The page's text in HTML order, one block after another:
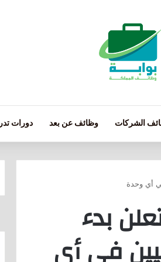
الشركات وظائف عن بعد دورات
أي وحدة
بدء
في أي